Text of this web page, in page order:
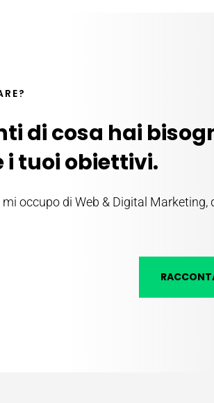
di cosa hai
tuoi obiettivi.
occupo di Web & Digital